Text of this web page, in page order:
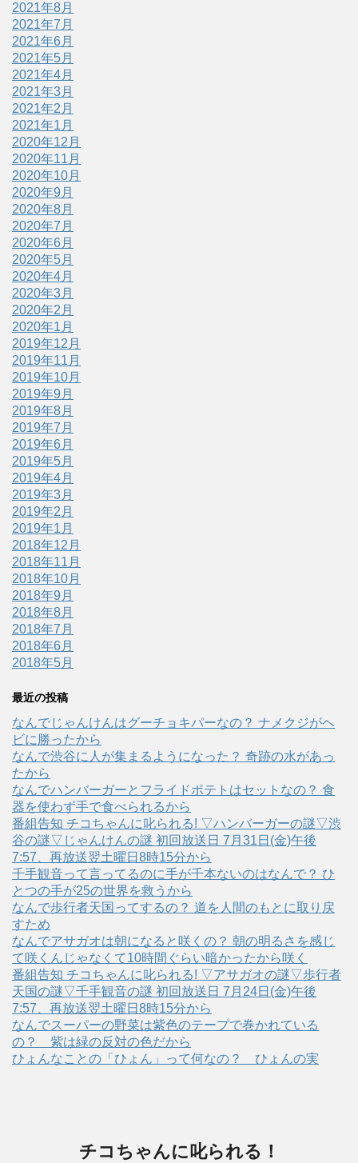
2021年8月
2021年7月
2021年6月
2021年5月
2021年4月
2021年3月
2021年2月
2021年1月
2020年12月
2020年11月
2020年10月
2020年9月
2020年8月
2020年7月
2020年6月
2020年5月
2020年4月
2020年3月
2020年2月
2020年1月
2019年12月
2019年11月
2019年10月
2019年9月
2019年8月
2019年7月
2019年6月
2019年5月
2019年4月
2019年3月
2019年2月
2019年1月
2018年12月
2018年11月
2018年10月
2018年9月
2018年8月
2018年7月
2018年6月
2018年5月
最近の投稿
なんでじゃんけんはグーチョキパーなの？ ナメクジがヘ
ビに勝ったから
なんで渋谷に人が集まるようになった？ 奇跡の水があっ
たから
なんでハンバーガーとフライドポテトはセットなの？ 食
器を使わず手で食べられるから
番組告知 チコちゃんに叱られる! ▽ハンバーガーの謎▽渋
谷の謎▽じゃんけんの謎 初回放送日 7月31日(金)午後
7:57、再放送翌土曜日8時15分から
千手観音って言ってるのに手が千本ないのはなんで？ ひ
とつの手が25の世界を救うから
なんで歩行者天国ってするの？ 道を人間のもとに取り戻
すため
なんでアサガオは朝になると咲くの？ 朝の明るさを感じ
て咲くんじゃなくて10時間ぐらい暗かったから咲く
番組告知 チコちゃんに叱られる! ▽アサガオの謎▽歩行者
天国の謎▽千手観音の謎 初回放送日 7月24日(金)午後
7:57、再放送翌土曜日8時15分から
なんでスーパーの野菜は紫色のテープで巻かれている
の？ 紫は緑の反対の色だから
ひょんなことの「ひょん」って何なの？ ひょんの実
チコちゃんに叱られる！